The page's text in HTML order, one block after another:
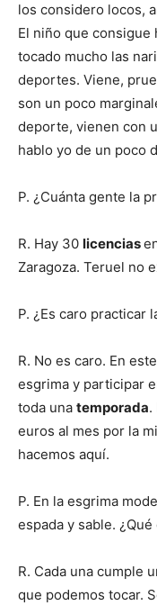
los considero locos,
El niño que consigue
tocado mucho las
deportes. Viene,
son un poco
deporte, vienen con
hablo yo de un poco
P. ¿Cuánta gente la
R. Hay 30 licencias
Zaragoza. Teruel no
P. ¿Es caro practicar
R. No es caro. En
esgrima y participar
toda una temporada.
euros al mes por la
hacemos aquí.
P. En la esgrima
espada y sable.
R. Cada una cumple
que podemos tocar.